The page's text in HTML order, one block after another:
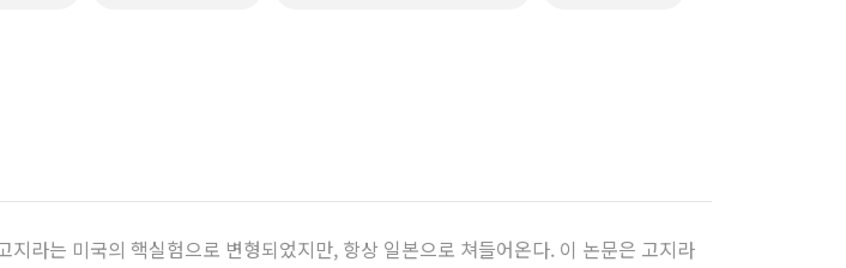
라는 미국의 핵실험으로 변형되었지만, 항상 일본으로 쳐들어온다. 이 논문은 고지라